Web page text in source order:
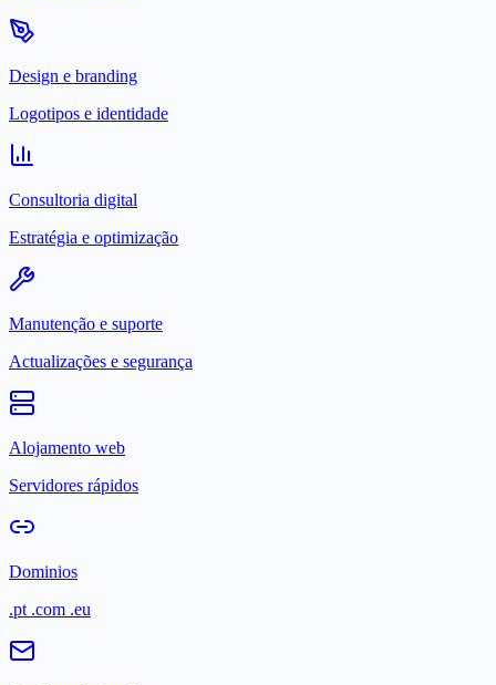
Design e branding
Logotipos e identidade
Consultoria digital
Estratégia e optimização
Manutenção e suporte
Actualizações e segurança
Alojamento web
Servidores rápidos
Dominios
.pt .com .eu